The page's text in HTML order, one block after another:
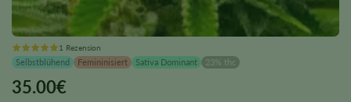
1 Rezension
Selbstblühend Femininisiert Sativa Dominant 23% thc
35.00€
This